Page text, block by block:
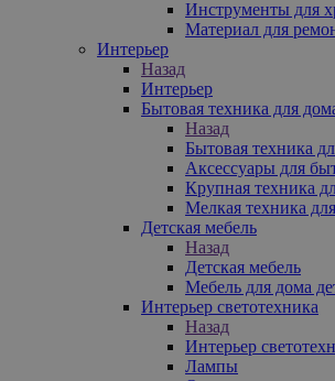
Инструменты для
Материал для
Интерьер
Назад
Интерьер
Бытовая техника для
Назад
Бытовая техника
Аксессуары для
Крупная техника
Мелкая техника
Детская мебель
Назад
Детская мебель
Мебель для дома
Интерьер светотехника
Назад
Интерьер
Лампы